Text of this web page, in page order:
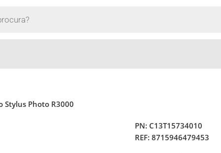
Stylus Photo R3000
PN: C13T15734010
REF: 8715946479453